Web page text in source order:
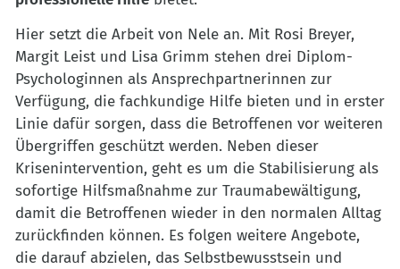
Hier setzt die Arbeit von Nele an. Mit Rosi Breyer,
Margit Leist und Lisa Grimm stehen drei Diplom-
Psychologinnen als Ansprechpartnerinnen zur
Verfügung, die fachkundige Hilfe bieten und in erster
Linie dafür sorgen, dass die Betroffenen vor weiteren
Übergriffen geschützt werden. Neben dieser
Krisenintervention, geht es um die Stabilisierung als
sofortige Hilfsmaßnahme zur Traumabewältigung,
damit die Betroffenen wieder in den normalen Alltag
zurückfinden können. Es folgen weitere Angebote,
die darauf abzielen, das Selbstbewusstsein und